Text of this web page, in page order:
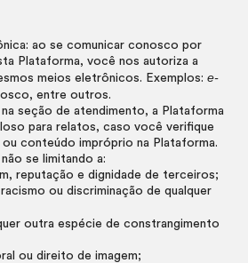
ao se comunicar conosco por
Plataforma, você nos autoriza a
meios eletrônicos. Exemplos: e-
entre outros.
seção de atendimento, a Plataforma
para relatos, caso você verifique
conteúdo impróprio na Plataforma.
se limitando a:
reputação e dignidade de terceiros;
ou discriminação de qualquer
outra espécie de constrangimento
ou direito de imagem;